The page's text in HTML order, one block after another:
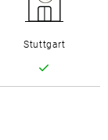
Stuttgart